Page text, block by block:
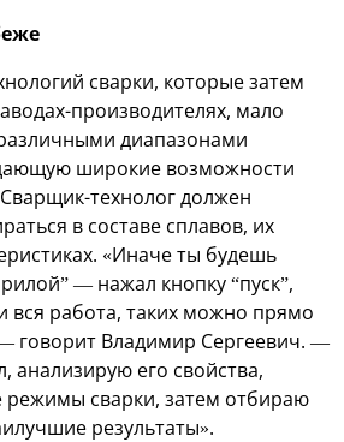
сварки, которые затем
производителях, мало
диапазонами
широкие возможности
технолог должен
в составе сплавов, их
«Иначе ты будешь
— нажал кнопку “пуск”,
вся работа, таких можно прямо
говорит Владимир Сергеевич. —
анализирую его свойства,
сварки, затем отбираю
результаты».